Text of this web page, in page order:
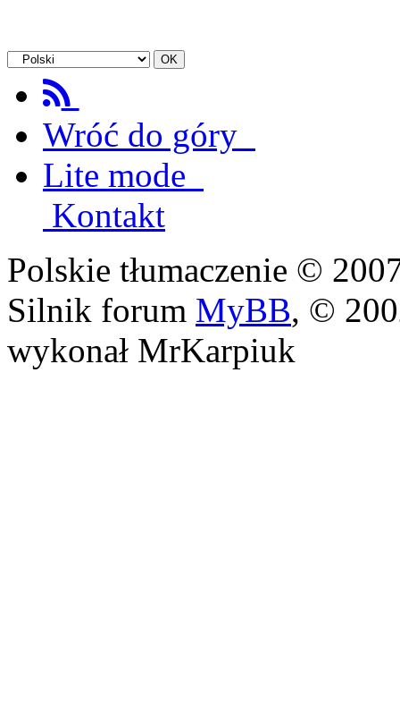
Wróć do góry
Lite mode
Kontakt
Polskie tłumaczenie ©
Silnik forum MyBB, ©
wykonał MrKarpiuk